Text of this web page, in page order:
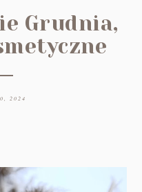
Grudnia,
2024